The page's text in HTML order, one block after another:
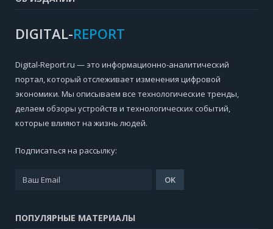
DIGITAL-REPORT
Digital-Report.ru — это информационно-аналитический
портал, который отслеживает изменения цифровой
экономики. Мы описываем все технологические тренды,
делаем обзоры устройств и технологических событий,
которые влияют на жизнь людей.
Подписаться на рассылку:
ПОПУЛЯРНЫЕ МАТЕРИАЛЫ